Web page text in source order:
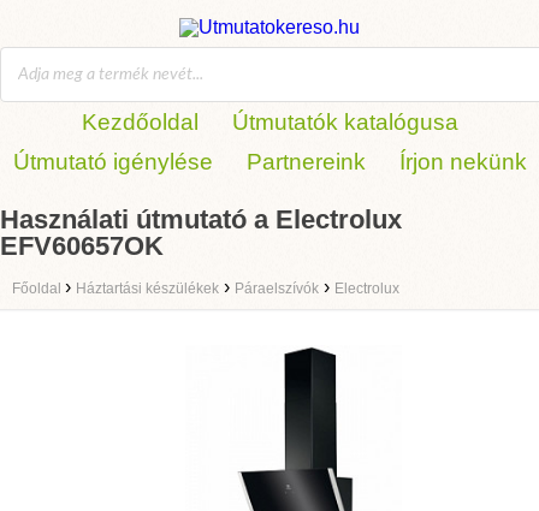
Kezdőoldal
Útmutatók katalógusa
Útmutató igénylése
Partnereink Írjon nekünk
Használati útmutató a Electrolux
EFV60657OK
Főoldal › Háztartási készülékek › Páraelszívók › Electrolux